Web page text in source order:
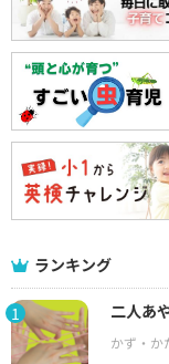
ランキング
1 二人あ